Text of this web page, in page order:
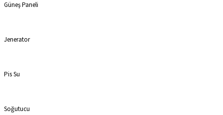
Güneş Paneli
Jenerator
Pis Su
Soğutucu